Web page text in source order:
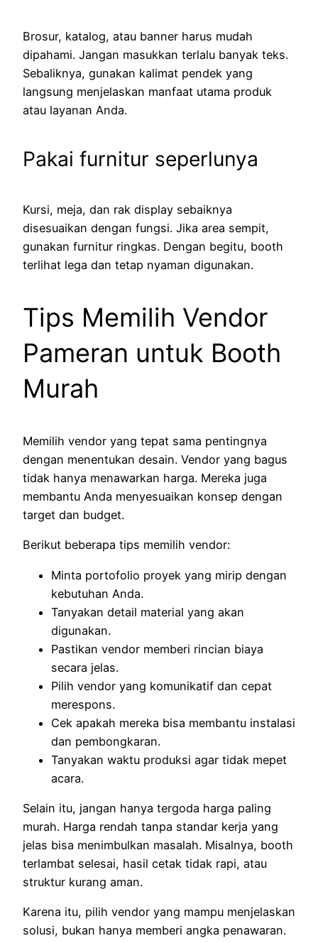
Brosur, katalog, atau banner harus mudah
dipahami. Jangan masukkan terlalu banyak teks.
Sebaliknya, gunakan kalimat pendek yang
langsung menjelaskan manfaat utama produk
atau layanan Anda.
Pakai furnitur seperlunya
Kursi, meja, dan rak display sebaiknya
disesuaikan dengan fungsi. Jika area sempit,
gunakan furnitur ringkas. Dengan begitu, booth
terlihat lega dan tetap nyaman digunakan.
Tips Memilih Vendor
Pameran untuk Booth
Murah
Memilih vendor yang tepat sama pentingnya
dengan menentukan desain. Vendor yang bagus
tidak hanya menawarkan harga. Mereka juga
membantu Anda menyesuaikan konsep dengan
target dan budget.
Berikut beberapa tips memilih vendor:
Minta portofolio proyek yang mirip dengan
kebutuhan Anda.
Tanyakan detail material yang akan
digunakan.
Pastikan vendor memberi rincian biaya
secara jelas.
Pilih vendor yang komunikatif dan cepat
merespons.
Cek apakah mereka bisa membantu instalasi
dan pembongkaran.
Tanyakan waktu produksi agar tidak mepet
acara.
Selain itu, jangan hanya tergoda harga paling
murah. Harga rendah tanpa standar kerja yang
jelas bisa menimbulkan masalah. Misalnya, booth
terlambat selesai, hasil cetak tidak rapi, atau
struktur kurang aman.
Karena itu, pilih vendor yang mampu menjelaskan
solusi, bukan hanya memberi angka penawaran.